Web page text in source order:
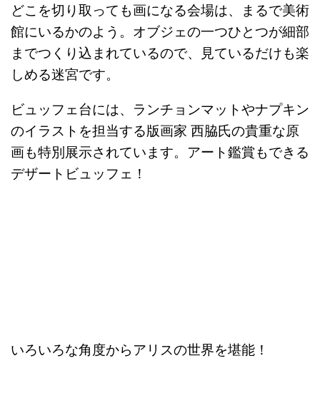
どこを切り取っても画になる会場は、まるで美術
館にいるかのよう。オブジェの一つひとつが細部
までつくり込まれているので、見ているだけも楽
しめる迷宮です。
ビュッフェ台には、ランチョンマットやナプキン
のイラストを担当する版画家 西脇氏の貴重な原
画も特別展示されています。アート鑑賞もできる
デザートビュッフェ！
いろいろな角度からアリスの世界を堪能！